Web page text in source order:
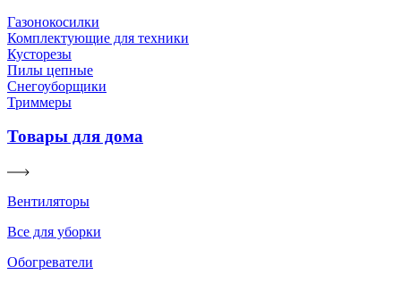
Газонокосилки
Комплектующие для техники
Кусторезы
Пилы цепные
Снегоуборщики
Триммеры
Товары для дома
Вентиляторы
Все для уборки
Обогреватели